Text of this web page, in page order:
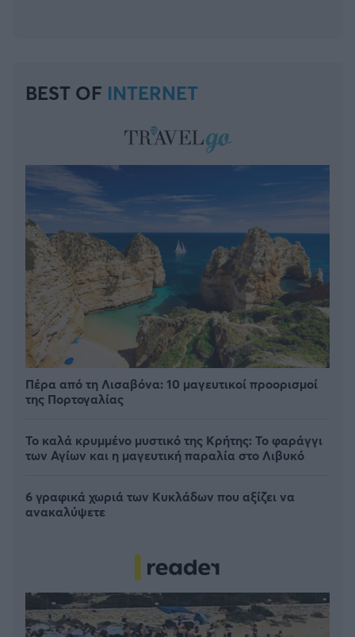
BEST OF INTERNET
Πέρα από τη Λισαβόνα: 10 μαγευτικοί προορισμοί
της Πορτογαλίας
Το καλά κρυμμένο μυστικό της Κρήτης: Το φαράγγι
των Αγίων και η μαγευτική παραλία στο Λιβυκό
6 γραφικά χωριά των Κυκλάδων που αξίζει να
ανακαλύψετε